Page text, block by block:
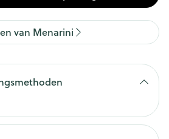
van Menarini